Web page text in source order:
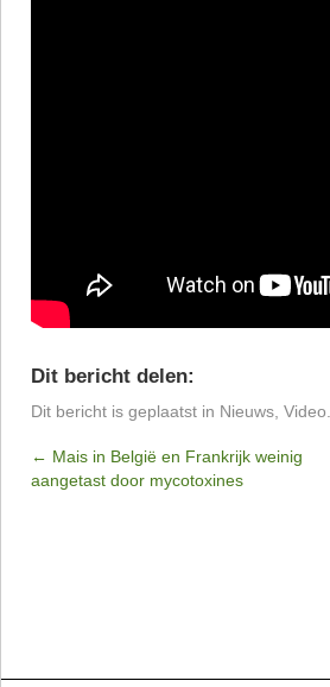
Dit bericht delen:
Dit bericht is geplaatst in Nieuws Video
← Mais in België en Frankrijk weinig
aangetast door mycotoxines